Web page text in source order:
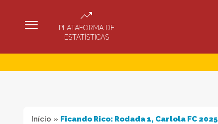
PLATAFORMA DE
ESTATÍSTICAS
Início » Ficando Rico: Rodada 1, Cartola FC 2025